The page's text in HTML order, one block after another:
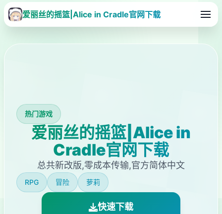
爱丽丝的摇篮|Alice in Cradle官网下载
热门游戏
爱丽丝的摇篮|Alice in
Cradle官网下载
总共新改版,零成本传输,官方简体中文
RPG 冒险 萝莉
快速下载